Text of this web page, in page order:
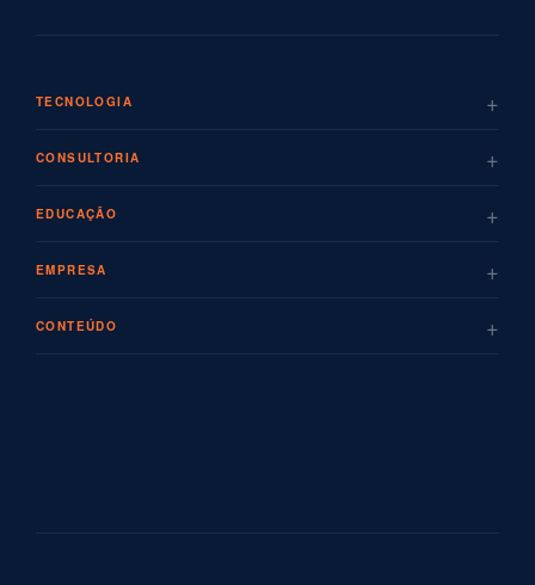
TECNOLOGIA +
CONSULTORIA +
EDUCAÇÃO +
EMPRESA +
CONTEÚDO +